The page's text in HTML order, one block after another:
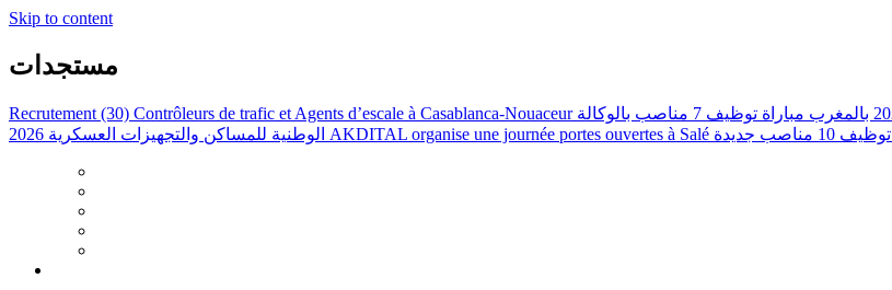
Skip to content
مستجدات
Recrutement (30) Contrôleurs de trafic et Agents d’escale à Casablanca-Nouaceur مباراة توظيف 7 مناصب بالوكالة
الوطنية للمساكن والتجهيزات العسكرية 2026 AKDITAL organise une journée portes ouvertes à Salé